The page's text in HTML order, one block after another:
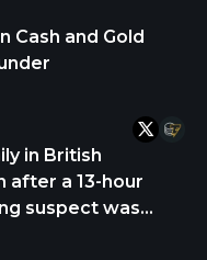
Cash and Gold
in British
after a 13-hour